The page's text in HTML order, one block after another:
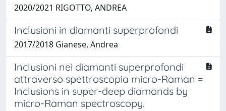
2020/2021 RIGOTTO, ANDREA
Inclusioni in diamanti superprofondi
2017/2018 Gianese, Andrea
Inclusioni nei diamanti superprofondi
attraverso spettroscopia micro-Raman =
Inclusions in super-deep diamonds by
micro-Raman spectroscopy.